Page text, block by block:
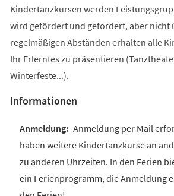
Kindertanzkursen werden
wird gefördert und gefordert, aber nicht
regelmäßigen Abständen erhalten alle
Ihr Erlerntes zu präsentieren
Winterfeste...).
Informationen
Anmeldung per Mail
haben weitere Kindertanzkurse an
zu anderen Uhrzeiten. In den Ferien
ein Ferienprogramm, die Anmeldung